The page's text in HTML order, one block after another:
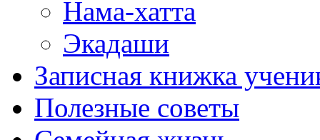
Нама-хатта
Экадаши
Записная книжка
Полезные советы